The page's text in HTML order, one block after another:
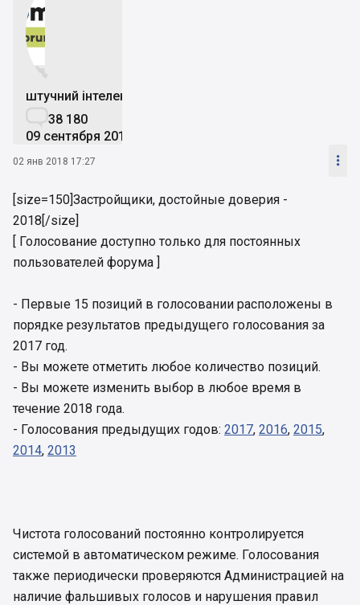


штучний інтелект
38 180
09 сентября 2019
02 янв 2018 17:27 
[size=150]Застройщики, достойные доверия -
2018[/size]
[ Голосование доступно только для постоянных
пользователей форума ]
- Первые 15 позиций в голосовании расположены в
порядке результатов предыдущего голосования за
2017 год.
- Вы можете отметить любое количество позиций.
- Вы можете изменить выбор в любое время в
течение 2018 года.
- Голосования предыдущих годов: 2017, 2016, 2015,
2014, 2013
Чистота голосований постоянно контролируется
системой в автоматическом режиме. Голосования
также периодически проверяются Администрацией на
наличие фальшивых голосов и нарушения правил